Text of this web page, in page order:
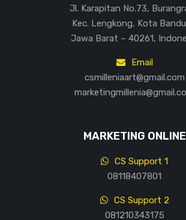
Jl. Karapitan No.73,
Kec. Lengkong, Kota
Jawa Barat – 40261,
Email
csmilleniaart@gmail.com
MARKETING ONLINE
CS Support 1
08118407801
CS Support 2
081210343175